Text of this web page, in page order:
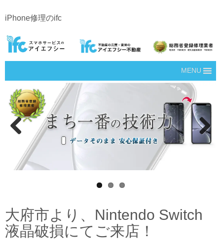
iPhone修理のifc
MENU
Next
大府市より、Nintendo Switch
液晶破損にてご来店！